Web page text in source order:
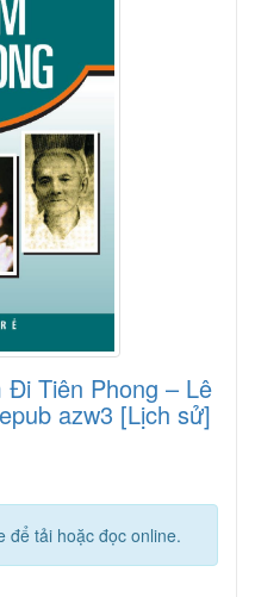
Đi Tiên Phong – Lê
azw3 [Lịch sử]
để tải hoặc đọc online.